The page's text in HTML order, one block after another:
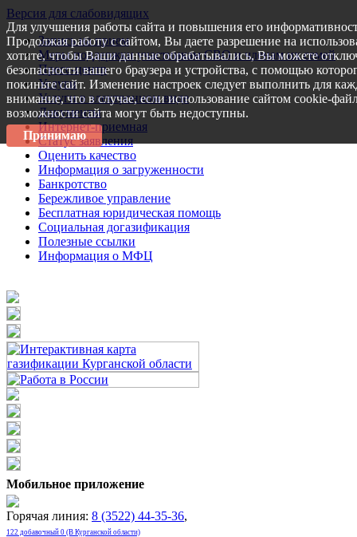
Версия для слабовидящих
Запись на прием
Меры поддержки участникам СВО и членам их семей
Пресс-центр
Услуги
Услуги в электронном виде
Документы
Интернет-приемная
Статус заявления
Оценить качество
Информация о загруженности
Банкротство
Бережливое управление
Бесплатная юридическая помощь
Социальная догазификация
Полезные ссылки
Информация о МФЦ
Мобильное приложение
Горячая линия: 8 (3522) 44-35-36,
122 добавочный 0 (В Курганской области)
Для улучшения работы сайта и повышения его
Продолжая работу с сайтом, Вы даете разрешение на
хотите, чтобы Ваши данные обрабатывались, Вы можете
безопасности вашего браузера и устройства, с помощью
покиньте сайт. Изменение настроек следует выполнить для
внимание, что в случае, если использование сайтом cookie-
возможности сайта могут быть недоступны.
Принимаю